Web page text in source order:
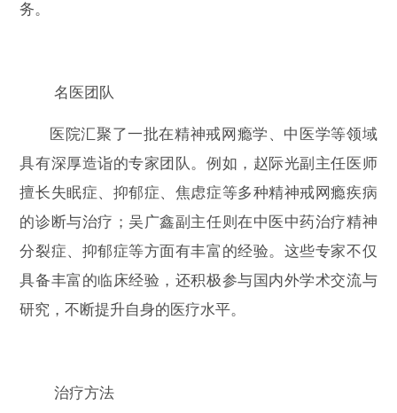
务。
名医团队
医院汇聚了一批在精神戒网瘾学、中医学等领域
具有深厚造诣的专家团队。例如，赵际光副主任医师
擅长失眠症、抑郁症、焦虑症等多种精神戒网瘾疾病
的诊断与治疗；吴广鑫副主任则在中医中药治疗精神
分裂症、抑郁症等方面有丰富的经验。这些专家不仅
具备丰富的临床经验，还积极参与国内外学术交流与
研究，不断提升自身的医疗水平。
治疗方法